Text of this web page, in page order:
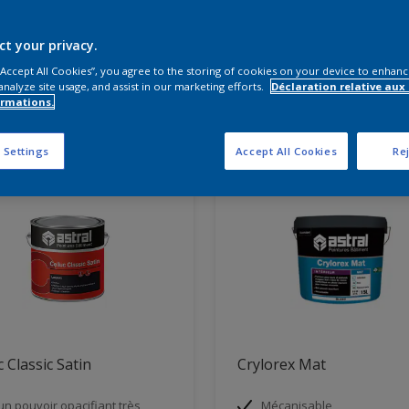
les produits pour votre
trouvés
Classic Satin
pouvoir opacifiant très
Crylorex Mat
Mécanisable
your privacy.
All Cookies”, you agree to the storing of cookies on your device to
site usage, and assist in our marketing efforts.
Déclaration relative aux
Settings Accept All Cookies